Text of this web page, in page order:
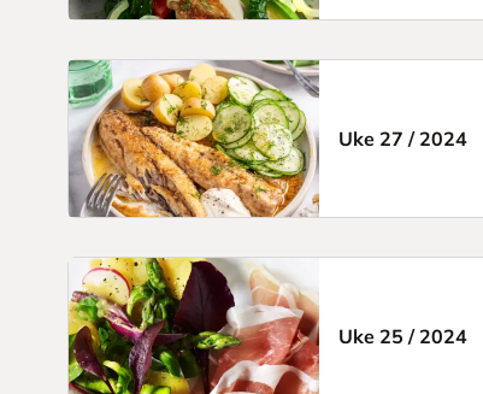
Uke 27 / 2024
Uke 25 / 2024